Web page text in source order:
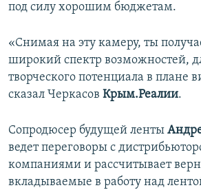
под силу хорошим бюджетам.
«Снимая на эту камеру, ты
широкий спектр возможностей,
творческого потенциала в плане
сказал Черкасов Крым.Реалии.
Сопродюсер будущей ленты
ведет переговоры с
компаниями и рассчитывает
вкладываемые в работу над